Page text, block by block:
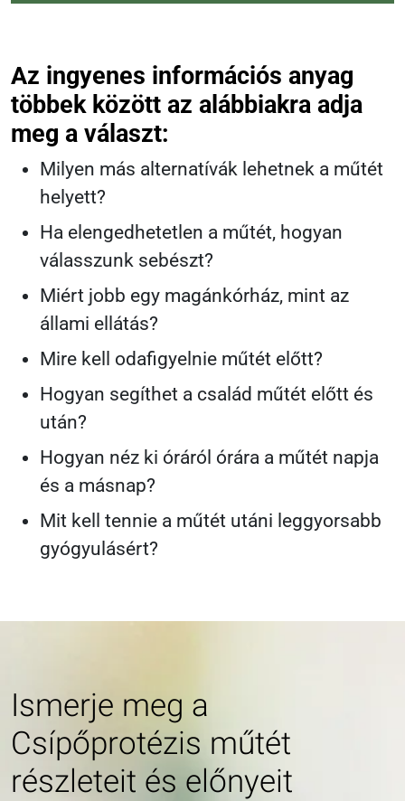
Az ingyenes információs anyag
többek között az alábbiakra adja
meg a választ:
Milyen más alternatívák lehetnek a műtét
helyett?
Ha elengedhetetlen a műtét, hogyan
válasszunk sebészt?
Miért jobb egy magánkórház, mint az
állami ellátás?
Mire kell odafigyelnie műtét előtt?
Hogyan segíthet a család műtét előtt és
után?
Hogyan néz ki óráról órára a műtét napja
és a másnap?
Mit kell tennie a műtét utáni leggyorsabb
gyógyulásért?
Ismerje meg a
Csípőprotézis műtét
részleteit és előnyeit